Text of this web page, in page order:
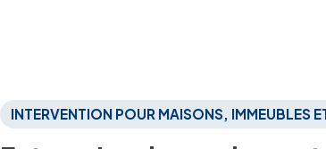
INTERVENTION POUR MAISONS, IMMEUBLES